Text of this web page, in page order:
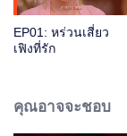
EP01: หร่วนเสี่ยว
เฟิงที่รัก
คุณอาจจะชอบ